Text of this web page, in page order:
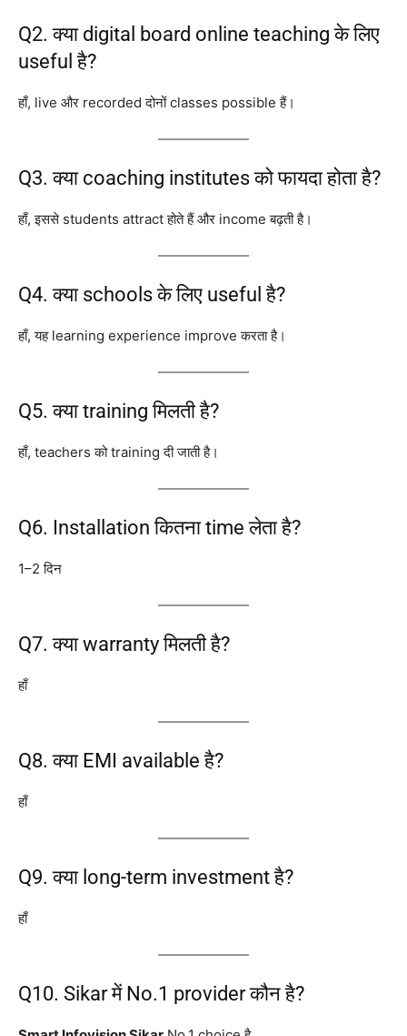
Q2. क्या digital board online teaching के लिए
useful है?
हाँ, live और recorded दोनों classes possible हैं।
Q3. क्या coaching institutes को फायदा होता है?
हाँ, इससे students attract होते हैं और income बढ़ती है।
Q4. क्या schools के लिए useful है?
हाँ, यह learning experience improve करता है।
Q5. क्या training मिलती है?
हाँ, teachers को training दी जाती है।
Q6. Installation कितना time लेता है?
1–2 दिन
Q7. क्या warranty मिलती है?
हाँ
Q8. क्या EMI available है?
हाँ
Q9. क्या long-term investment है?
हाँ
Q10. Sikar में No.1 provider कौन है?